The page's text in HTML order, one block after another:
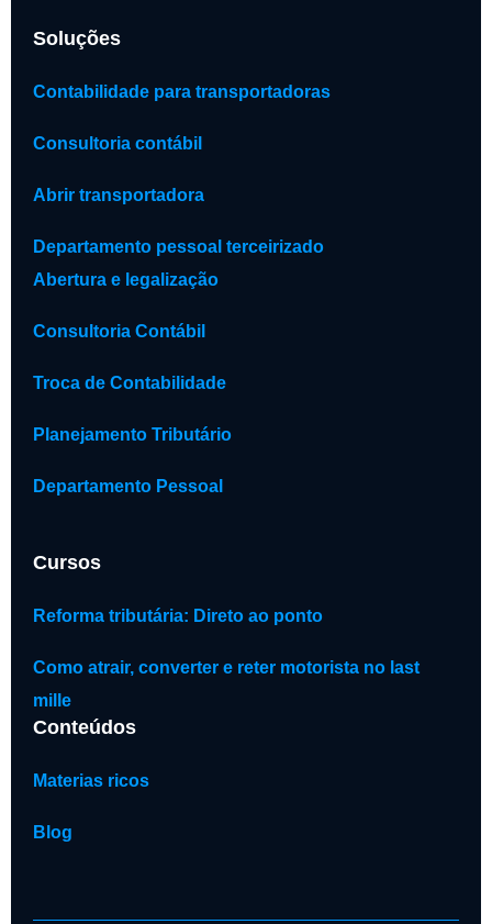
Soluções
Contabilidade para transportadoras
Consultoria contábil
Abrir transportadora
Departamento pessoal terceirizado
Abertura e legalização
Consultoria Contábil
Troca de Contabilidade
Planejamento Tributário
Departamento Pessoal
Cursos
Reforma tributária: Direto ao ponto
Como atrair, converter e reter motorista no last
mille
Conteúdos
Materias ricos
Blog